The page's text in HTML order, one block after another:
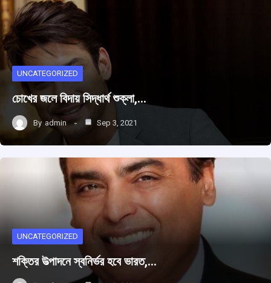
UNCATEGORIZED
চোখের জলে বিদায় সিদ্ধার্থ শুক্লা,…
By admin Sep 3, 2021
UNCATEGORIZED
শক্তির উত্‍পাদনে স্বনির্ভর হবে ভারত,…